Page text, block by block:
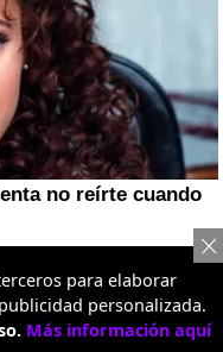
para elaborar
personalizada.
Más información aquí